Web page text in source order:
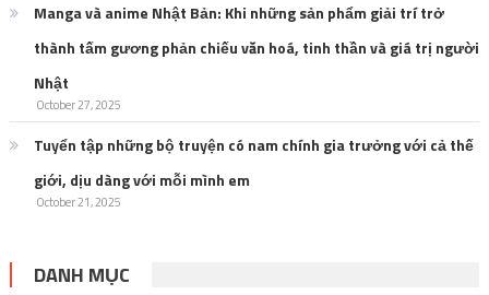
Manga và anime Nhật Bản: Khi những sản phẩm giải trí trở
thành tấm gương phản chiếu văn hoá, tinh thần và giá trị người
Nhật
October 27, 2025
Tuyển tập những bộ truyện có nam chính gia trưởng với cả thế
giới, dịu dàng với mỗi mình em
October 21, 2025
DANH MỤC